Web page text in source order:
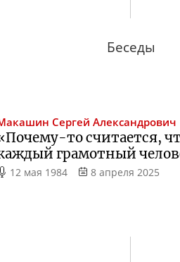
Беседы
Сергей Александрович
Почему-тосчитается,
грамотный
12 мая 1984 8 апреля 2025